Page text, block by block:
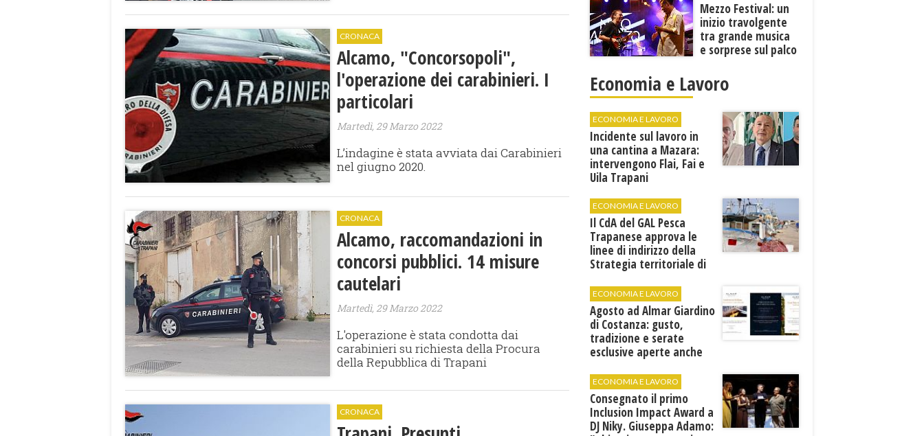
CRONACA
Alcamo, "Concorsopoli",
l'operazione dei carabinieri. I
particolari
Martedì, 29 Marzo 2022
L’indagine è stata avviata dai Carabinieri
nel giugno 2020.
CRONACA
Alcamo, raccomandazioni in
concorsi pubblici. 14 misure
cautelari
Martedì, 29 Marzo 2022
L'operazione è stata condotta dai
carabinieri su richiesta della Procura
della Repubblica di Trapani
CRONACA
Mezzo Festival: un
inizio travolgente
tra grande musica
e sorprese sul palco
Economia e Lavoro
ECONOMIA E LAVORO
Incidente sul lavoro in
una cantina a Mazara:
intervengono Flai, Fai e
Uila Trapani
ECONOMIA E LAVORO
Il CdA del GAL Pesca
Trapanese approva le
linee di indirizzo della
Strategia territoriale di
ECONOMIA E LAVORO
Agosto ad Almar Giardino
di Costanza: gusto,
tradizione e serate
esclusive aperte anche
ECONOMIA E LAVORO
Consegnato il primo
Inclusion Impact Award a
DJ Niky. Giuseppa Adamo: